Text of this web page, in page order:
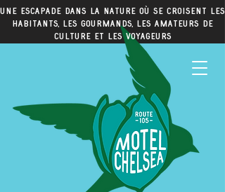
Une escapade dans la nature où se croisent les
habitants, les gourmands, les amateurs de
culture et les voyageurs